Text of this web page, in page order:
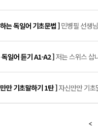
는 독일어 기초문법 ]민병필 선생
일어 듣기 A1-A2 ]저는 스위스 삽
만 기초말하기 1탄 ]자신만만 기초